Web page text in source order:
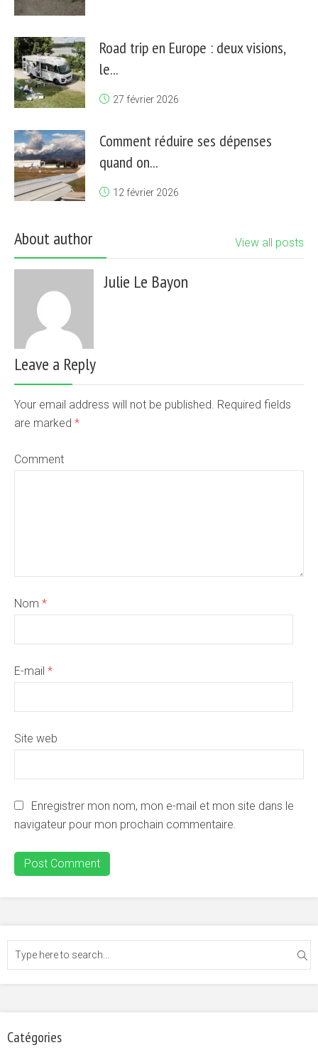
Road trip en Europe : deux visions,
le...
27 février 2026
Comment réduire ses dépenses
quand on...
12 février 2026
About author View all posts
Julie Le Bayon
Leave a Reply
Your email address will not be published. Required fields
are marked *
Comment
Nom *
E-mail *
Site web
Enregistrer mon nom, mon e-mail et mon site dans le
navigateur pour mon prochain commentaire.
Catégories